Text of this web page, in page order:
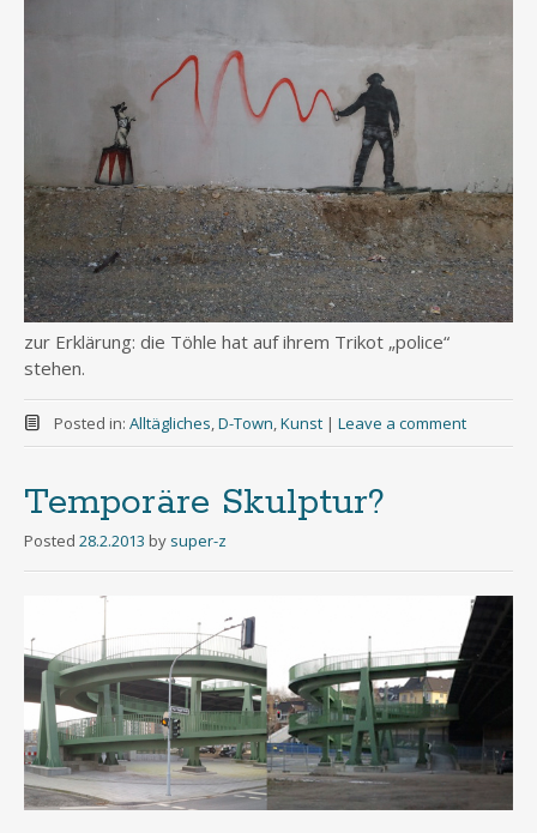
zur Erklärung: die Töhle hat auf ihrem Trikot „police“
stehen.
Posted in: Alltägliches,D-Town,Kunst | Leave a comment
Temporäre Skulptur?
Posted 28.2.2013 by super-z